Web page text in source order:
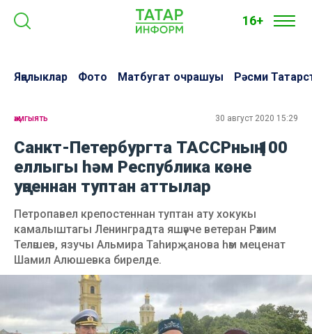
16+
Яңалыклар Фото Матбугат очрашуы Рәсми
җәмгыять 30 август 2020 15:29
Санкт-Петербургта ТАССРның 100
еллыгы һәм Республика көне
уңаеннан туптан аттылар
Петропавел крепостеннан туптан ату хокукы
камалыштагы Ленинградта яшәүче ветеран Рәхим
Теләшев, язучы Альмира Таһирҗанова һәм меценат
Шамил Алюшевка бирелде.